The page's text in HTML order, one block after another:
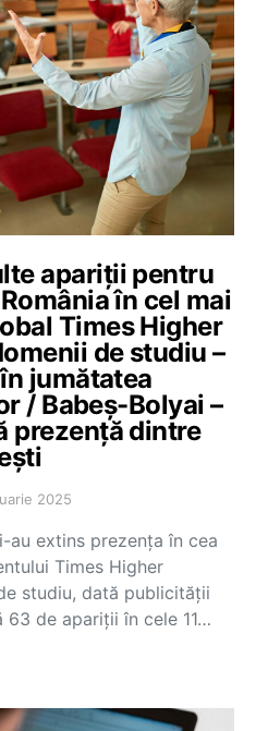
apariții pentru
în cel mai
Times Higher
de studiu –
jumătatea
/ Babeș-Bolyai –
prezență dintre
2025
au extins prezența în cea
Times Higher
studiu, dată publicității
63 de apariții în cele 11…